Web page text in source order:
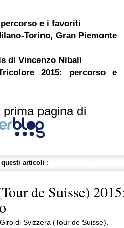
e i favoriti
Torino, Gran Piemonte
di Vincenzo Nibali
2015: percorso e
pagina di
questi articoli :
de Suisse)
di Svizzera (Tour de Suisse),